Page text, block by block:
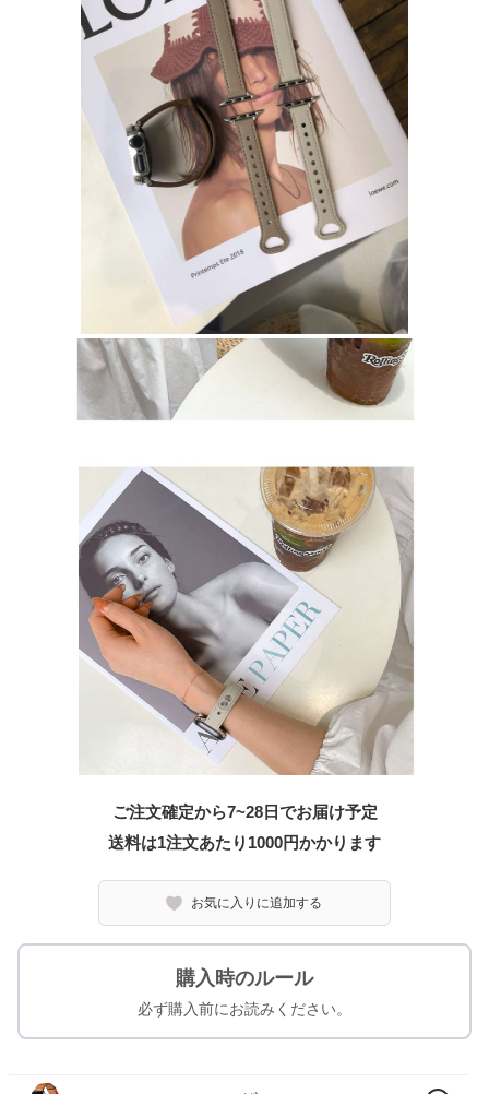
ご注文確定から7~28日でお届け予定
送料は1注文あたり 1000円かかります
お気に入りに追加する
購入時のルール
必ず購入前にお読みください。